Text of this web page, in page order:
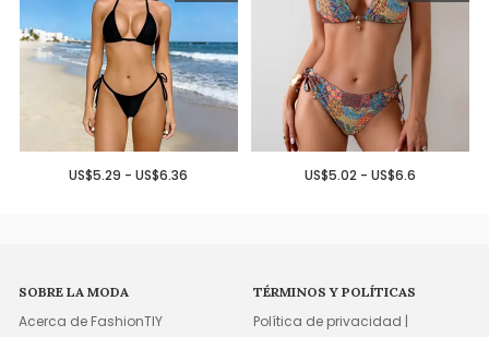
US$5.29 - US$6.36 US$5.02 - US$6.6
SOBRE LA MODA
Acerca de FashionTIY
TÉRMINOS Y POLÍTICAS
Política de privacidad |